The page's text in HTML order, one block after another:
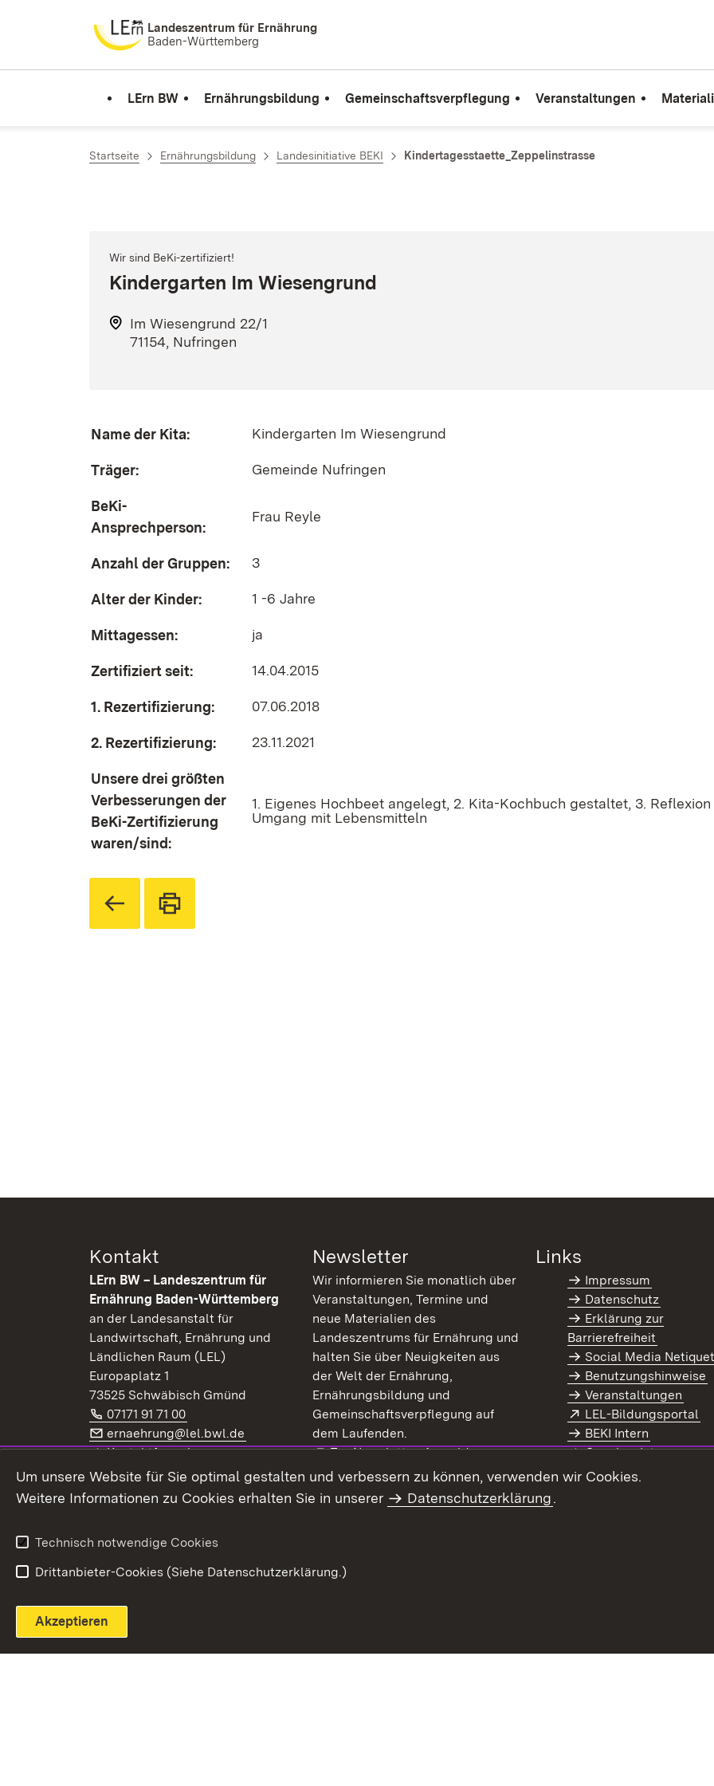
Zum Inhalt springenLandeszentrum für Ernährung
Baden-Württemberg
LErn BW Ernährungsbildung Gemeinschaftsverpflegung Veranstaltungen
Startseite Ernährungsbildung Landesinitiative BEKI Kindertagesstaette_Zeppelinstrasse
Wir sind BeKi-zertifiziert!
Kindergarten Im Wiesengrund
Im Wiesengrund 22/1
71154, Nufringen
Name der Kita: Kindergarten Im Wiesengrund
Träger: Gemeinde Nufringen
BeKi-
Ansprechperson:
Frau Reyle
Anzahl der Gruppen: 3
Alter der Kinder: 1 -6 Jahre
Mittagessen: ja
Zertifiziert seit: 14.04.2015
1. Rezertifizierung: 07.06.2018
2. Rezertifizierung: 23.11.2021
Unsere drei größten
Verbesserungen der
BeKi-Zertifizierung
waren/sind:
1. Eigenes Hochbeet angelegt, 2. Kita-Kochbuch gestaltet, 3.
Umgang mit Lebensmitteln
Kontakt
LErn BW – Landeszentrum für
Ernährung Baden-Württemberg
an der Landesanstalt für
Landwirtschaft, Ernährung und
Ländlichen Raum (LEL)
Europaplatz 1
73525 Schwäbisch Gmünd
Telefon:
07171 91 71 00 (Öffnet in neuem Fenster)
E-Mail:
ernaehrung@lel.bwl.de (Öffnet in neuem Fenster)
Kontaktformular
Extern:
LinkedIn (Öffnet in neuem Fenster)
Newsletter
Wir informieren Sie monatlich über
Veranstaltungen, Termine und
neue Materialien des
Landeszentrums für Ernährung und
halten Sie über Neuigkeiten aus
der Welt der Ernährung,
Ernährungsbildung und
Gemeinschaftsverpflegung auf
dem Laufenden.
Extern:
Zur Newsletter-Anmeldung(Öffnet in neuem Fenster)
Newsletter-Archiv
Links
Impressum
Datenschutz
Erklärung zur
Barrierefreiheit
Social Media
Benutzungshinweise
Veranstaltungen
Extern:
LEL-Bildungsportal
BEKI Intern
Coaches Intern
Intranet
Um unsere Website für Sie optimal gestalten und verbessern zu können, verwenden wir Cookies.
Weitere Informationen zu Cookies erhalten Sie in unserer
Datenschutzerklärung.
Technisch notwendige Cookies
Drittanbieter-Cookies (Siehe Datenschutzerklärung.)
Akzeptieren